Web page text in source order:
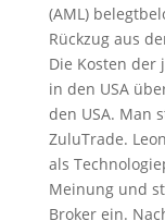
(AML)
Rückzug aus
Die Kosten der
in den USA
den USA. Man
ZuluTrade.
als
Meinung und
Broker ein.